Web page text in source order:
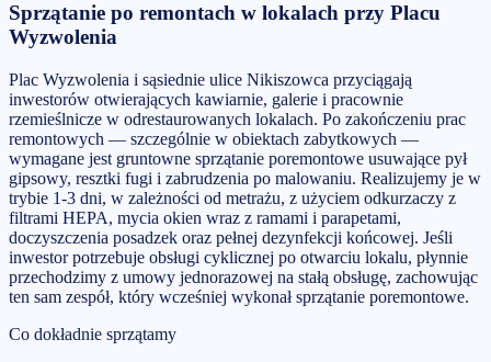
Sprzątanie po remontach w lokalach przy Placu
Wyzwolenia
Plac Wyzwolenia i sąsiednie ulice Nikiszowca przyciągają
inwestorów otwierających kawiarnie, galerie i pracownie
rzemieślnicze w odrestaurowanych lokalach. Po zakończeniu prac
remontowych — szczególnie w obiektach zabytkowych —
wymagane jest gruntowne sprzątanie poremontowe usuwające pył
gipsowy, resztki fugi i zabrudzenia po malowaniu. Realizujemy je w
trybie 1-3 dni, w zależności od metrażu, z użyciem odkurzaczy z
filtrami HEPA, mycia okien wraz z ramami i parapetami,
doczyszczenia posadzek oraz pełnej dezynfekcji końcowej. Jeśli
inwestor potrzebuje obsługi cyklicznej po otwarciu lokalu, płynnie
przechodzimy z umowy jednorazowej na stałą obsługę, zachowując
ten sam zespół, który wcześniej wykonał sprzątanie poremontowe.
Co dokładnie sprzątamy